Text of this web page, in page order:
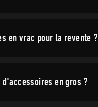
en vrac pour la revente ?
en gros ?